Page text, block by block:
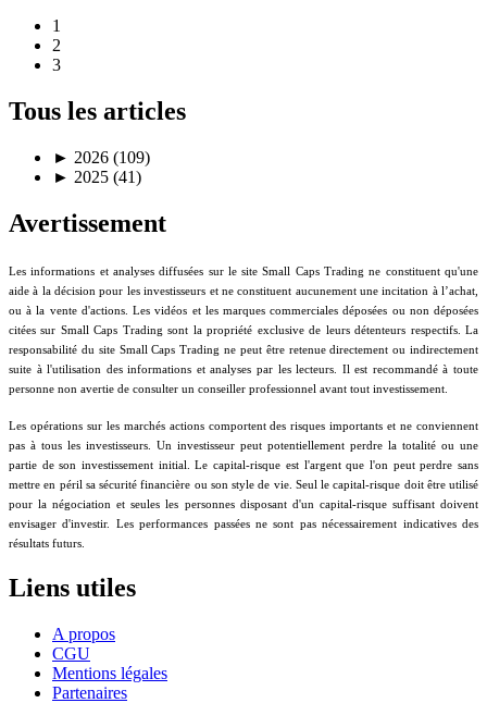
1
2
3
Tous les articles
► 2026 (109)
► 2025 (41)
Avertissement
Les informations et analyses diffusées sur le site Small Caps Trading ne constituent qu'une
aide à la décision pour les investisseurs et ne constituent aucunement une incitation à l’achat,
ou à la vente d'actions. Les vidéos et les marques commerciales déposées ou non déposées
citées sur Small Caps Trading sont la propriété exclusive de leurs détenteurs respectifs. La
responsabilité du site Small Caps Trading ne peut être retenue directement ou indirectement
suite à l'utilisation des informations et analyses par les lecteurs. Il est recommandé à toute
personne non avertie de consulter un conseiller professionnel avant tout investissement.
Les opérations sur les marchés actions comportent des risques importants et ne conviennent
pas à tous les investisseurs. Un investisseur peut potentiellement perdre la totalité ou une
partie de son investissement initial. Le capital-risque est l'argent que l'on peut perdre sans
mettre en péril sa sécurité financière ou son style de vie. Seul le capital-risque doit être utilisé
pour la négociation et seules les personnes disposant d'un capital-risque suffisant doivent
envisager d'investir. Les performances passées ne sont pas nécessairement indicatives des
résultats futurs.
Liens utiles
A propos
CGU
Mentions légales
Partenaires